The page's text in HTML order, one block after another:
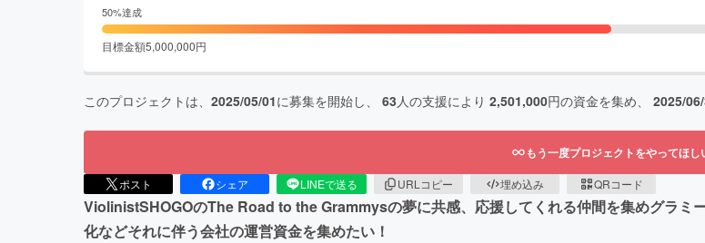
50%達成
目標金額5,000,000円
このプロジェクトは、 2025/05/01に募集を開始し、 63人の支援により 2,501,000円の資金を集め、 2025/
もう一度プロジェクトをやってほし
ポスト シェア LINEで送る URLコピー 埋め込み QRコード
ViolinistSHOGOのThe Road to the Grammysの夢に共感、応援してくれる仲間を集めグラミ
化などそれに伴う会社の運営資金を集めたい！